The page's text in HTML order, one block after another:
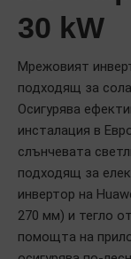
30 kW
Мрежовият
подходящ за
Осигурява
инсталация в
слънчевата
подходящ за
инвертор на
270 мм) и тегло
помощта на